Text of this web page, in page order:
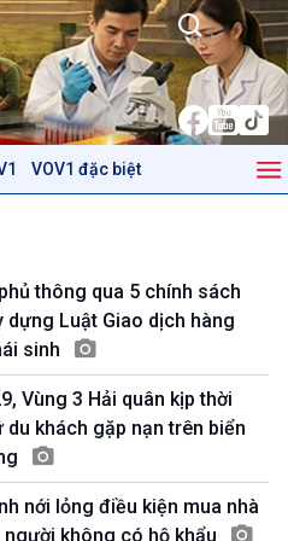
VOV1 đặc biệt
Mùa vàng
Biển đảo Việt Nam
Tâm tình biên giới và hải
Tìm hiểu biển, đảo Việt
Nam
Góc nhìn VOV1
Bình luận
thông qua 5 chính sách
dựng Luật Giao dịch hàng
sinh
Vùng 3 Hải quân kịp thời
du khách gặp nạn trên biển
nới lỏng điều kiện mua nhà
người không có hộ khẩu